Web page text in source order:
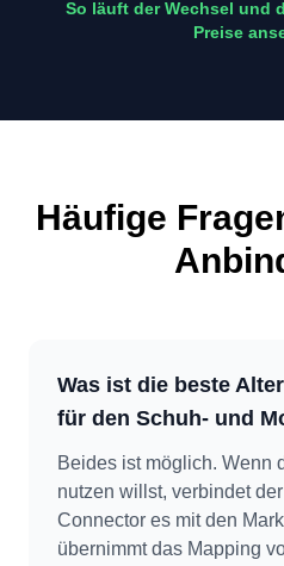
So läuft der Wechsel und
Preise
Häufige
Was ist die beste
für den Schuh- und
Beides ist möglich. Wenn
nutzen willst, verbindet
Connector es mit den
übernimmt das Mapping